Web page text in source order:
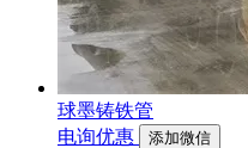
球墨铸铁管
电询优惠
添加微信